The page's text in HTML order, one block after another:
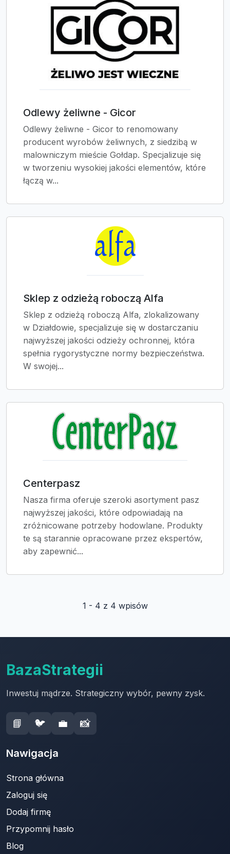
Odlewy żeliwne - Gicor
Odlewy żeliwne - Gicor to renomowany
producent wyrobów żeliwnych, z siedzibą w
malowniczym mieście Gołdap. Specjalizuje się
w tworzeniu wysokiej jakości elementów, które
łączą w...
Sklep z odzieżą roboczą Alfa
Sklep z odzieżą roboczą Alfa, zlokalizowany
w Działdowie, specjalizuje się w dostarczaniu
najwyższej jakości odzieży ochronnej, która
spełnia rygorystyczne normy bezpieczeństwa.
W swojej...
Centerpasz
Nasza firma oferuje szeroki asortyment pasz
najwyższej jakości, które odpowiadają na
zróżnicowane potrzeby hodowlane. Produkty
te są starannie opracowane przez ekspertów,
aby zapewnić...
1 - 4 z 4 wpisów
BazaStrategii
Inwestuj mądrze. Strategiczny wybór, pewny zysk.
📘 🐦 💼 📸
Nawigacja
Strona główna
Zaloguj się
Dodaj firmę
Przypomnij hasło
Blog